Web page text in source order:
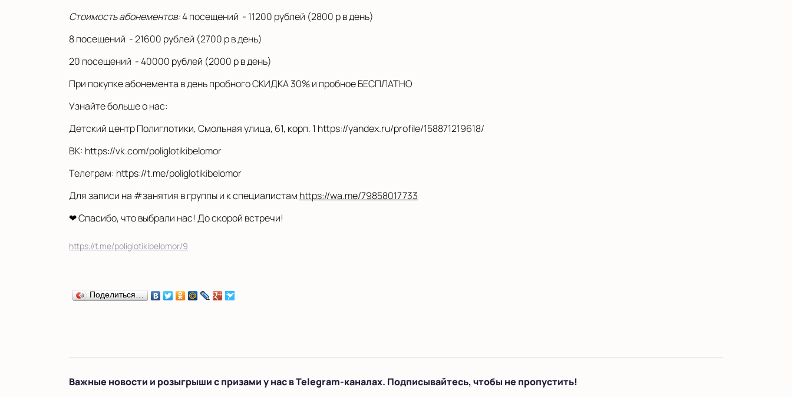
Стоимость абонементов:4 посещений - 11200 рублей (2800 р в день)
8 посещений - 21600 рублей (2700 р в день)
20 посещений - 40000 рублей (2000 р в день)
При покупке абонемента в день пробного СКИДКА 30% и пробное БЕСПЛАТНО
Узнайте больше о нас:
Детский центр Полиглотики, Смольная улица, 61, корп. 1 https://yandex.ru/profile/158871219618/
ВК: https://vk.com/poliglotikibelomor
Телеграм: https://t.me/poliglotikibelomor
Для записи на #занятия в группы и к специалистам https://wa.me/79858017733
❤ Спасибо, что выбрали нас! До скорой встречи!
https://t.me/poliglotikibelomor/9
Поделиться…
Важные новости и розыгрыши с призами у нас в Telegram-каналах. Подписывайтесь, чтобы не пропустить!